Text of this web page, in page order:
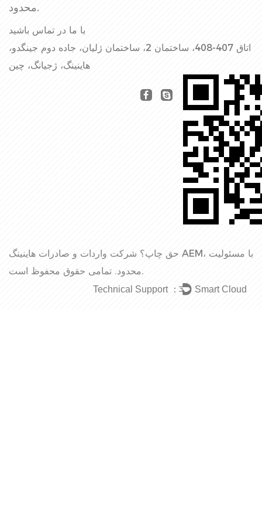
محدود.
با ما در تماس باشید
اتاق 407-408، ساختمان 2، ساختمان ژلیان، جاده دوم جینگدو،
هاینینگ، ژجیانگ، چین
حق چاپ؟ شرکت واردات و صادرات هاینینگ AEM، با مسئولیت
محدود.تمامی حقوق محفوظ است.
Technical Support ： Smart Cloud